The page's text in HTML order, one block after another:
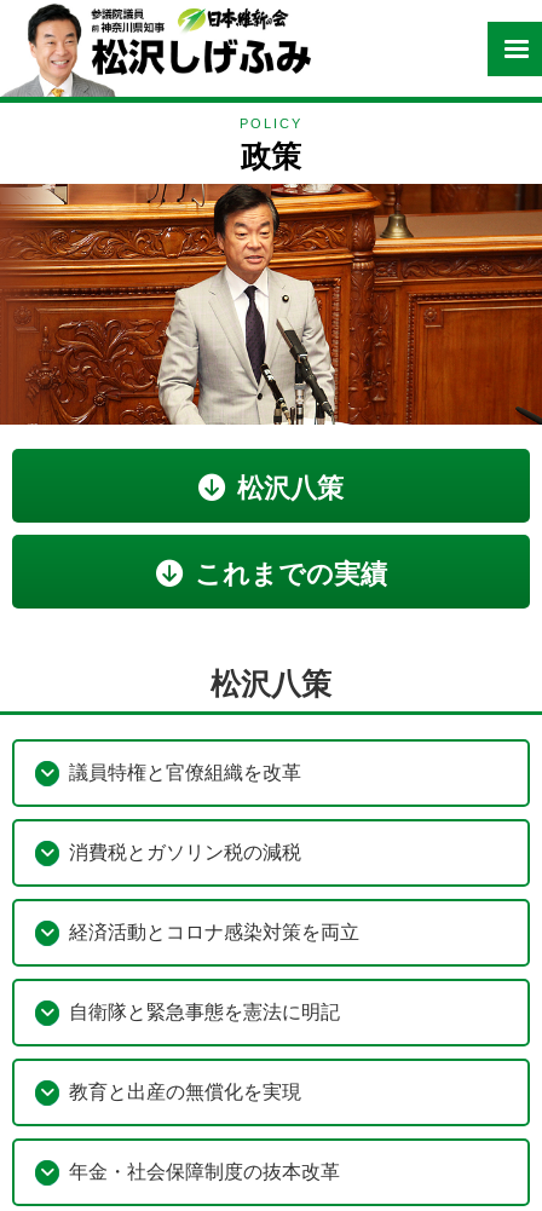
POLICY
政策
松沢八策
これまでの実績
松沢八策
議員特権と官僚組織を改革
消費税とガソリン税の減税
経済活動とコロナ感染対策を両立
自衛隊と緊急事態を憲法に明記
教育と出産の無償化を実現
年金・社会保障制度の抜本改革